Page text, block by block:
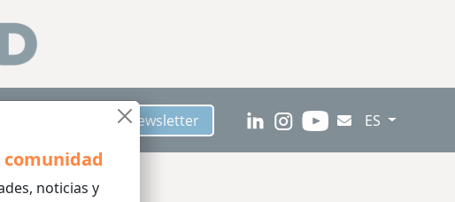
comunidad
noticias y
Suscríbete al Newsletter ES